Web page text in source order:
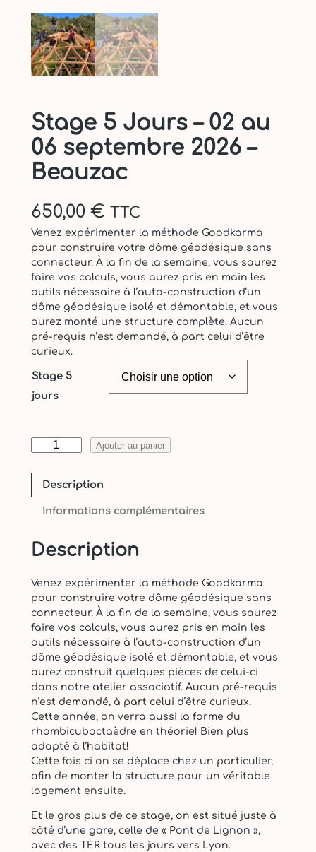
Stage 5 Jours – 02 au
06 septembre 2026 –
Beauzac
650,00 € TTC
Venez expérimenter la méthode Goodkarma
pour construire votre dôme géodésique sans
connecteur. À la fin de la semaine, vous saurez
faire vos calculs, vous aurez pris en main les
outils nécessaire à l’auto-construction d’un
dôme géodésique isolé et démontable, et vous
aurez monté une structure complète. Aucun
pré-requis n’est demandé, à part celui d’être
curieux.
Stage 5
jours
a
e
t
a
e
J
u
–
2
u
0
6
Ajouter au panier
Description
Informations complémentaires
Description
Venez expérimenter la méthode Goodkarma
pour construire votre dôme géodésique sans
connecteur. À la fin de la semaine, vous saurez
faire vos calculs, vous aurez pris en main les
outils nécessaire à l’auto-construction d’un
dôme géodésique isolé et démontable, et vous
aurez construit quelques pièces de celui-ci
dans notre atelier associatif. Aucun pré-requis
n’est demandé, à part celui d’être curieux.
Cette année, on verra aussi la forme du
rhombicuboctaèdre en théorie! Bien plus
adapté à l’habitat!
Cette fois ci on se déplace chez un particulier,
afin de monter la structure pour un véritable
logement ensuite.
Et le gros plus de ce stage, on est situé juste à
côté d’une gare, celle de « Pont de Lignon »,
avec des TER tous les jours vers Lyon.